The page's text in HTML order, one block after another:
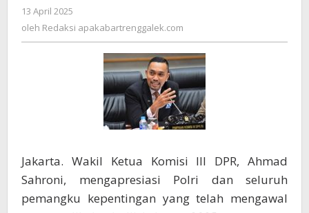
Puji
Sinergi
Pengamanan
Mudik
2025
13 April 2025
Redaksi
apakabartrenggalek.com
oleh Redaksi apakabartrenggalek.com
Jakarta. Wakil Ketua Komisi III DPR, Ahmad
Sahroni, mengapresiasi Polri dan seluruh
pemangku kepentingan yang telah mengawal